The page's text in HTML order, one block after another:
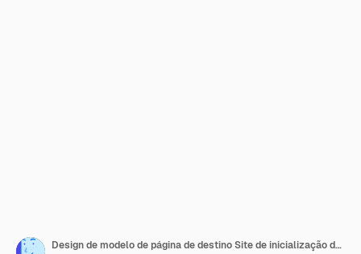
Design de modelo de página de destino Site de inicialização de foguete de inicialização de projeto de lançamento de ícone de renderização em 3D